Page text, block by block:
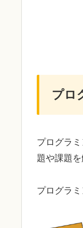
プロ
プログラ
題や課題
プログラ